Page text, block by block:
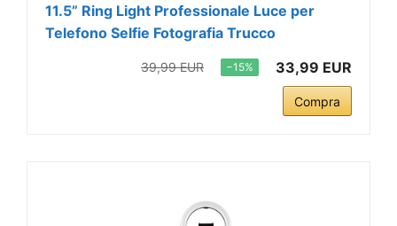
11.5” Ring Light Professionale Luce per
Telefono Selfie Fotografia Trucco
39,99 EUR −15% 33,99 EUR
Compra